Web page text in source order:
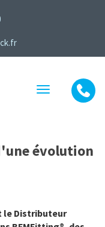
Toggle
navigation
évolution
le Distributeur